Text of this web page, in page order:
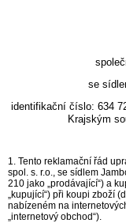
se
identifikační číslo: 634
Krajským
1. Tento reklamační řád
spol. s. r.o., se sídlem
210 jako „prodávající“) a
„kupující“) při koupi zboží
nabízeném na
„internetový obchod“).